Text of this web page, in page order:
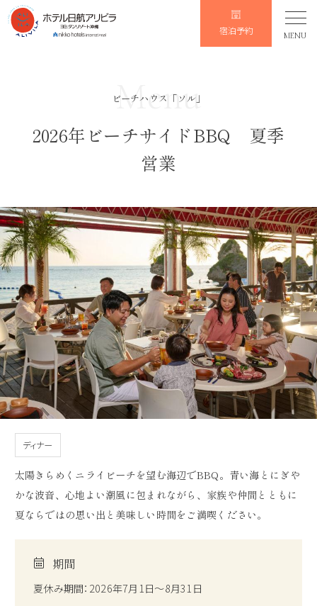
宿泊予約 MENU
Menu
ビーチハウス「ソル」
2026年ビーチサイドBBQ 夏季
営業
ディナー
太陽きらめくニライビーチを望む海辺でBBQ。青い海とにぎや
かな波音、心地よい潮風に包まれながら、家族や仲間とともに
夏ならではの思い出と美味しい時間をご満喫ください。
期間
夏休み期間：2026年7月1日～8月31日